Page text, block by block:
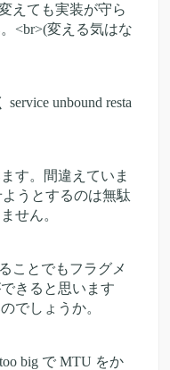
えても実装が守ら
<br>(変える気はな
service unbound resta
す。間違えていま
うとするのは無駄
せん。
ことでもフラグメ
きると思います
でしょうか。
big で MTU をか